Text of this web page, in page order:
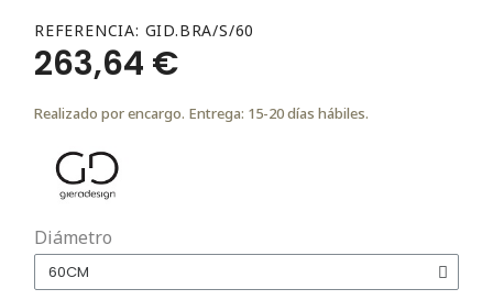
REFERENCIA GID.BRA/S/60
263,64 €
Realizado por encargo. Entrega: 15-20 días hábiles.
Diámetro